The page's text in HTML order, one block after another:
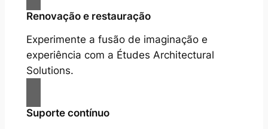
Renovação e restauração
Experimente a fusão de imaginação e
experiência com a Études Architectural
Solutions.
Suporte contínuo